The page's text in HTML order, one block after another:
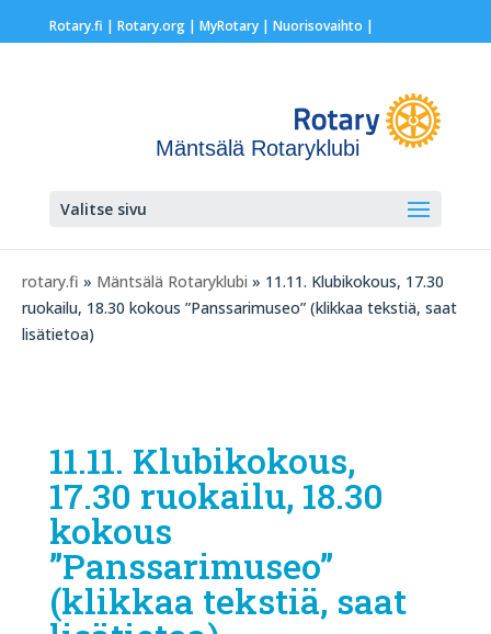
Rotary.fi | Rotary.org| MyRotary | Nuorisovaihto |
Mäntsälä Rotaryklubi
Valitse sivu
rotary.fi » Mäntsälä Rotaryklubi » 11.11. Klubikokous, 17.30
ruokailu, 18.30 kokous ”Panssarimuseo” (klikkaa tekstiä, saat
lisätietoa)
11.11. Klubikokous,
17.30 ruokailu, 18.30
kokous
”Panssarimuseo”
(klikkaa tekstiä, saat